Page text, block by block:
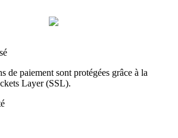
de paiement sont protégées grâce à la
Layer (SSL).